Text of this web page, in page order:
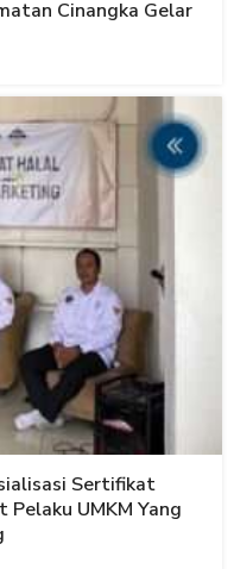
Cinangka Gelar
Sertifikat
UMKM Yang